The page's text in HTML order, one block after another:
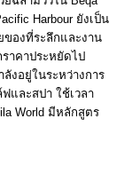
Harbour ยังเป็น
องที่ระลึกและงาน
าคาประหยัดไป
งอยู่ในระหว่างการ
และสปา ใช้เวลา
World มีหลักสูตร